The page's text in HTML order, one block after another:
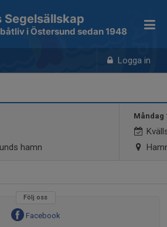
Logga in
Segelsällskap
i Östersund sedan 1948
hamn
Måndag
Följ oss
Facebook